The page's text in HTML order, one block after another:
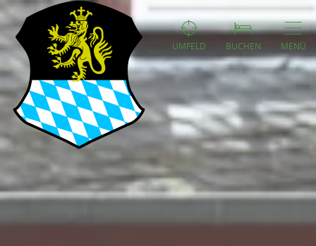
UMFELD BUCHEN MENÜ